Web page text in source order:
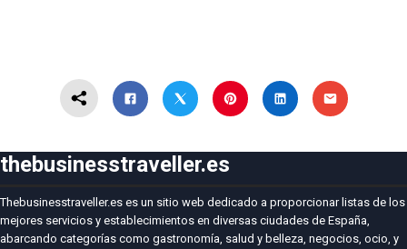
thebusinesstraveller.es
Thebusinesstraveller.es es un sitio web dedicado a proporcionar listas de los
mejores servicios y establecimientos en diversas ciudades de España,
abarcando categorías como gastronomía, salud y belleza, negocios, ocio, y